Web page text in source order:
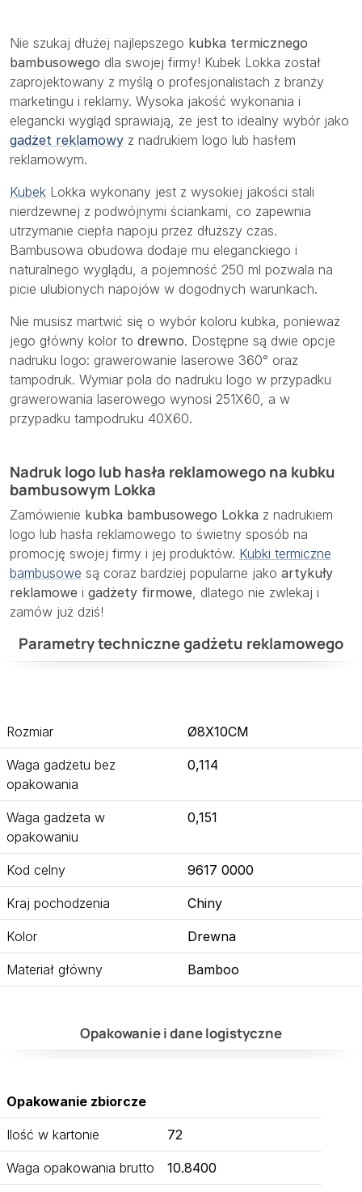
Nie szukaj dłużej najlepszego kubka termicznego
bambusowego dla swojej firmy! Kubek Lokka został
zaprojektowany z myślą o profesjonalistach z branży
marketingu i reklamy. Wysoka jakość wykonania i
elegancki wygląd sprawiają, że jest to idealny wybór jako
gadżet reklamowy z nadrukiem logo lub hasłem
reklamowym.
Kubek Lokka wykonany jest z wysokiej jakości stali
nierdzewnej z podwójnymi ściankami, co zapewnia
utrzymanie ciepła napoju przez dłuższy czas.
Bambusowa obudowa dodaje mu eleganckiego i
naturalnego wyglądu, a pojemność 250 ml pozwala na
picie ulubionych napojów w dogodnych warunkach.
Nie musisz martwić się o wybór koloru kubka, ponieważ
jego główny kolor to drewno. Dostępne są dwie opcje
nadruku logo: grawerowanie laserowe 360° oraz
tampodruk. Wymiar pola do nadruku logo w przypadku
grawerowania laserowego wynosi 251X60, a w
przypadku tampodruku 40X60.
Nadruk logo lub hasła reklamowego na kubku
bambusowym Lokka
Zamówienie kubka bambusowego Lokka z nadrukiem
logo lub hasła reklamowego to świetny sposób na
promocję swojej firmy i jej produktów. Kubki termiczne
bambusowe są coraz bardziej popularne jako artykuły
reklamowe i gadżety firmowe, dlatego nie zwlekaj i
zamów już dziś!
Parametry techniczne gadżetu reklamowego
Rozmiar Ø8X10CM
Waga gadżetu bez
opakowania
0,114
Waga gadżeta w
opakowaniu
0,151
Kod celny 9617 0000
Kraj pochodzenia Chiny
Kolor Drewna
Materiał główny Bamboo
Opakowanie i dane logistyczne
Opakowanie zbiorcze
Ilość w kartonie 72
Waga opakowania brutto 10.8400